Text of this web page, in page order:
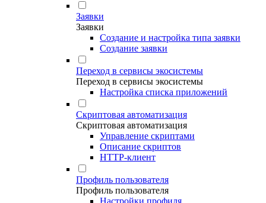
Заявки
Заявки
Создание и настройка типа заявки
Создание заявки
Переход в сервисы экосистемы
Переход в сервисы экосистемы
Настройка списка приложений
Скриптовая автоматизация
Скриптовая автоматизация
Управление скриптами
Описание скриптов
HTTP-клиент
Профиль пользователя
Профиль пользователя